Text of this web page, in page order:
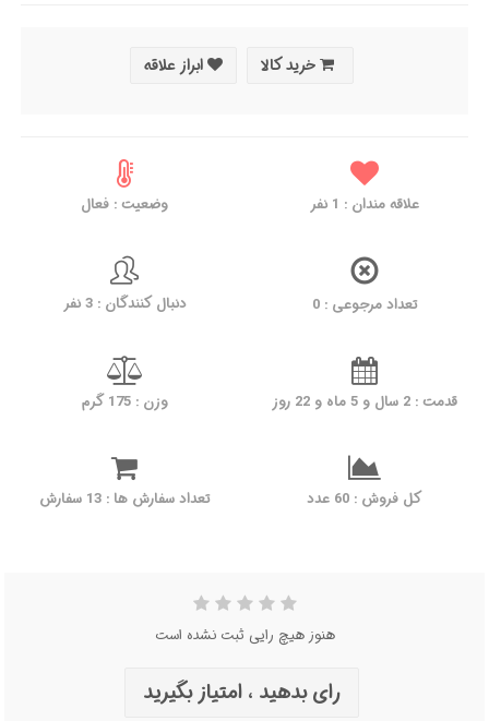
خرید کالا ابراز علاقه
علاقه مندان : 1 نفر وضعیت : فعال
تعداد مرجوعی : 0 دنبال کنندگان : 3 نفر
قدمت : 2 سال و 5 ماه و 22 روز وزن : 175 گرم
کل فروش : 60 عدد تعداد سفارش ها : 13 سفارش
هنوز هیچ رایی ثبت نشده است
رای بدهید ، امتیاز بگیرید